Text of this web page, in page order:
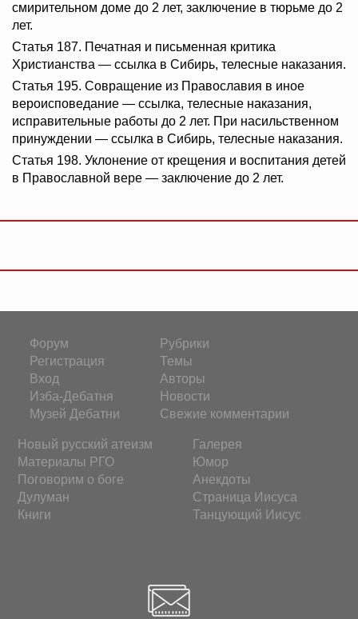
смирительном доме до 2 лет, заключение в тюрьме до 2
лет.
Статья 187. Печатная и письменная критика
Христианства — ссылка в Сибирь, телесные наказания.
Статья 195. Совращение из Православия в иное
вероисповедание — ссылка, телесные наказания,
исправительные работы до 2 лет. При насильственном
принуждении — ссылка в Сибирь, телесные наказания.
Статья 198. Уклонение от крещения и воспитания детей
в Православной вере — заключение до 2 лет.
Форум
Регистрация
Вход
Изба-Дебатня
Музей Дебатни
Рубрики
Темы
Авторы
Новости
Свежие комментарии
Новый русский атеизм
Материалы РГО
Поговорим о боге
Дулуман
Книги
Галерея
Юмор
Анекдоты
Страница Иисуса
Танцующий Иисус